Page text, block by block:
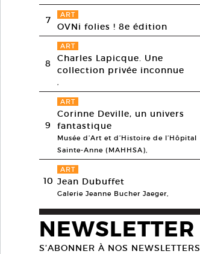
7 ART
OVNi folies ! 8e édition
8
ART
Charles Lapicque. Une
collection privée inconnue
,
9
ART
Corinne Deville, un univers
fantastique
Musée d’Art et d’Histoire de l’Hôpital
Sainte-Anne (MAHHSA),
10
ART
Jean Dubuffet
Galerie Jeanne Bucher Jaeger,
NEWSLETTER
S’ABONNER À NOS NEWSLETTERS